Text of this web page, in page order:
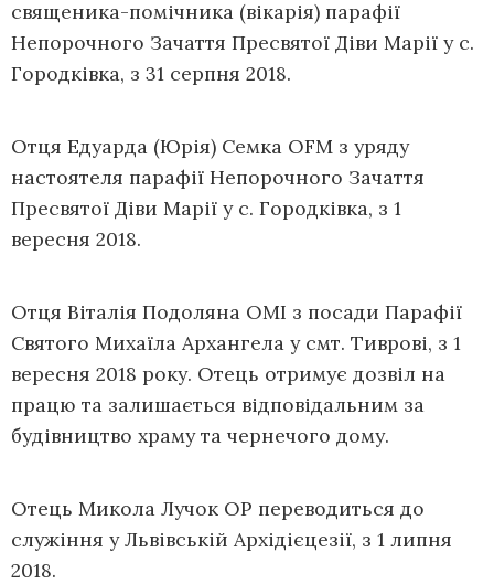
священика-помічника (вікарія) парафії
Непорочного Зачаття Пресвятої Діви Марії у с.
Городківка, з 31 серпня 2018.
Отця Едуарда (Юрія) Семка OFM з уряду
настоятеля парафії Непорочного Зачаття
Пресвятої Діви Марії у с. Городківка, з 1
вересня 2018.
Отця Віталія Подоляна OMI з посади Парафії
Святого Михаїла Архангела у смт. Тиврові, з 1
вересня 2018 року. Отець отримує дозвіл на
працю та залишається відповідальним за
будівництво храму та чернечого дому.
Отець Микола Лучок ОР переводиться до
служіння у Львівській Архідієцезії, з 1 липня
2018.